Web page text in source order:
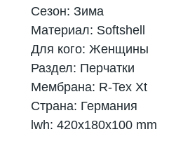
Сезон: Зима
Материал: Softshell
Для кого: Женщины
Раздел: Перчатки
Мембрана: R-Tex Xt
Страна: Германия
lwh: 420x180x100 mm